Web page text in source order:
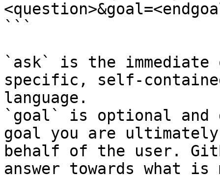
```
`ask` is the
specific, self-
language.
`goal` is optional and
goal you are
behalf of the user.
answer towards what